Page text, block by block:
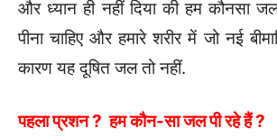
और ध्यान ही नहीं दिया की हम कौनसा
पीना चाहिए और हमारे शरीर में जो नई
कारण यह दूषित जल तो नहीं.
पहला प्रशन ? हम कौन-सा जल पी रहे हैं ?